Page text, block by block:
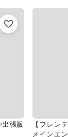
張販
【フレン
メインエ